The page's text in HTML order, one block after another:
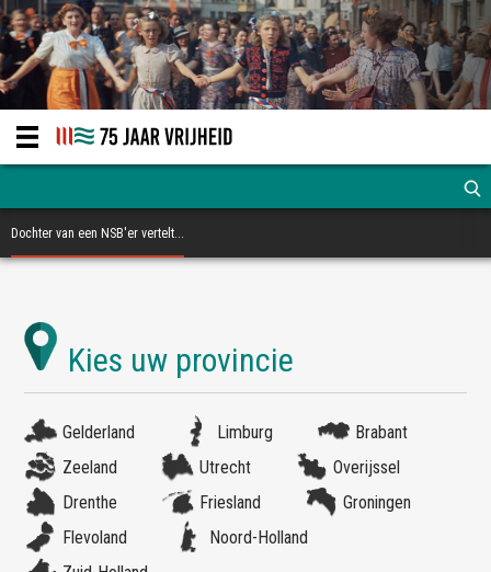
Dochter van een NSB'er vertelt...
Gelderland Limburg
Brabant
Zeeland
Utrecht
Overijssel
Drenthe
Friesland
Groningen
Flevoland
Noord-Holland